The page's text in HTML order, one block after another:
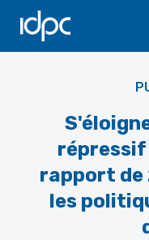
IDPC
répressif
rapport de
les